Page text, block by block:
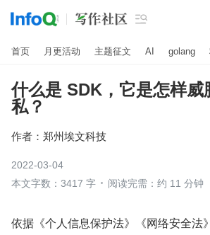

首页 月更活动 主题征文 AI golang
什么是 SDK，它是怎样威
私？
作者： 郑州埃文科技
2022-03-04
本文字数：3417 字
阅读完需：约 11 分钟
依据《个人信息保护法》《网络安全法